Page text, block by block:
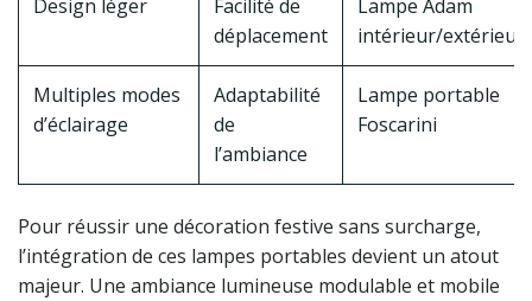
Design léger
Facilité de
déplacement
Lampe Adam
intérieur/extérieur
Multiples modes
d’éclairage
Adaptabilité
de
l’ambiance
Lampe portable
Foscarini
Pour réussir une décoration festive sans surcharge,
l’intégration de ces lampes portables devient un atout
majeur. Une ambiance lumineuse modulable et mobile